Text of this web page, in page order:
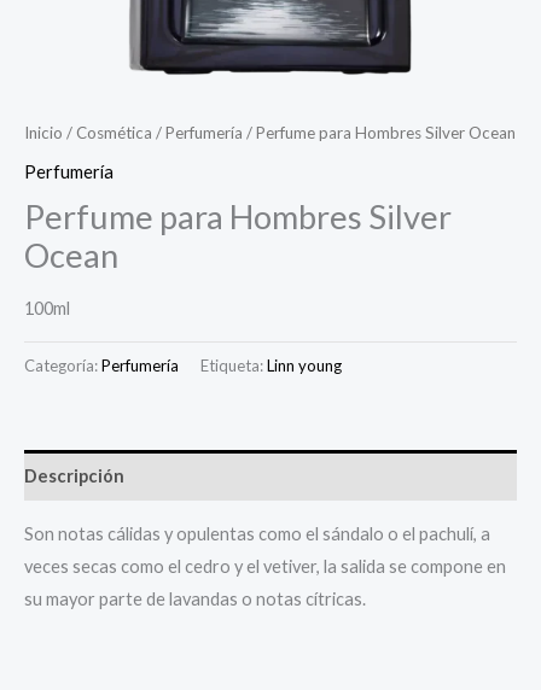
Inicio / Cosmética /Perfumería / Perfume para Hombres Silver Ocean
Perfumería
Perfume para Hombres Silver
Ocean
100ml
Categoría:Perfumería Etiqueta:Linn young
Descripción
Son notas cálidas y opulentas como el sándalo o el pachulí, a
veces secas como el cedro y el vetiver, la salida se compone en
su mayor parte de lavandas o notas cítricas.